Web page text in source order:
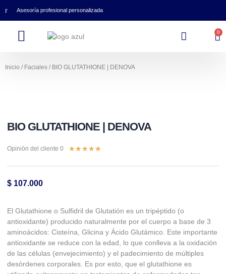
Asesoría profesional personalizada
0
Inicio / Faciales / BIO GLUTATHIONE | DENOVA
BIO GLUTATHIONE | DENOVA
Opinión del cliente 0 ★★★★★
$ 107.000
El Glutathione o Sulfidril de Glutatión es un tripéptido (o
antioxidante) producido naturalmente por el cuerpo a base de 3
aminoácidos: Cisteína, Glicina y Ácido Glutámico. Este importante
antioxidante se reduce con la edad, lo que conlleva a la oxidación
de las células (envejecimiento) y el padecimiento de múltiples
desórdenes corporales. Es por esto, que el glutathione es